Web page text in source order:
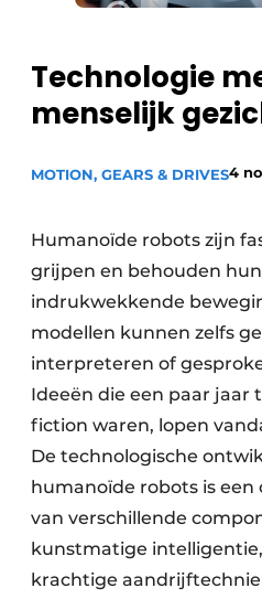
Home
Nieuwsbrief
Podcasts
Privacy / Cookie
Vacatures
Video’s
Technologie
menselijk
MOTION, GEARS & DRIVES4
Humanoïde robots zijn
grijpen en behouden
indrukwekkende
modellen kunnen zelfs
interpreteren of
Ideeën die een paar jaar
fiction waren, lopen
De technologische
humanoïde robots is een
van verschillende
kunstmatige
krachtige